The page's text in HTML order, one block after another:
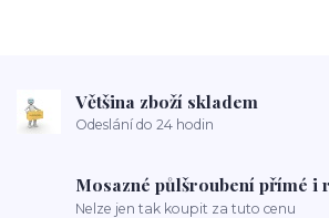
Většina zboží skladem
Odeslání do 24 hodin
Mosazné půlšroubení přímé i
Nelze jen tak koupit za tuto cenu